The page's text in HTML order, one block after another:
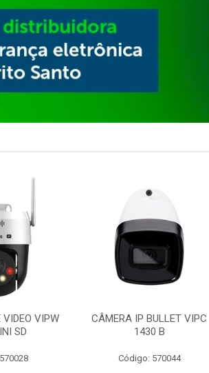
VIDEO VIPW
SD
CÂMERA IP BULLET VIPC
1430 B
Código: 570044